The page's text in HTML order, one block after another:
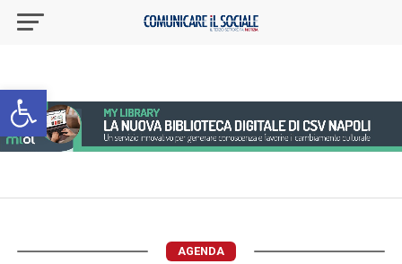
Apri la barra degli strumenti
AGENDA